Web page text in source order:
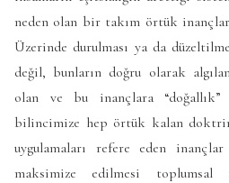
neden olan bir takım örtük
Üzerinde durulması ya da
değil, bunların doğru olarak
olan ve bu inançlara
bilincimize hep örtük kalan
uygulamaları refere eden
maksimize edilmesi toplumsal